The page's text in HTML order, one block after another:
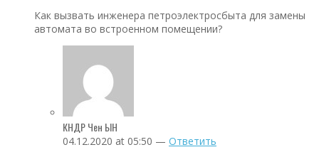
Как вызвать инженера петроэлектросбыта для замены
автомата во встроенном помещении?
КНДР Чен ЫН
04.12.2020 at 05:50 — Ответить